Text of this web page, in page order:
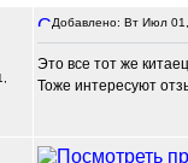
Добавлено: Вт Июл
Это все тот же
Тоже интересуют